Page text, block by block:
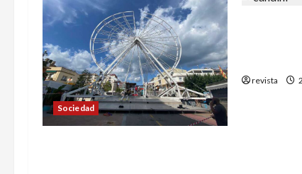
c
i
ó
n
d
Sociedad
revista